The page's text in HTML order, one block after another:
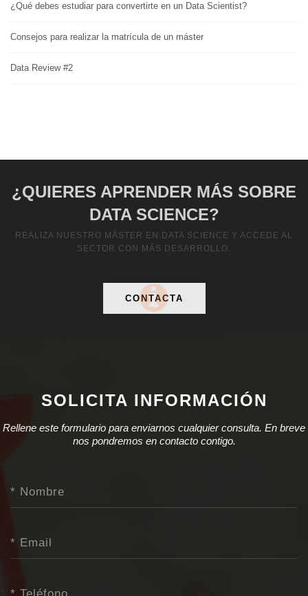
¿Qué debes estudiar para convertirte en un Data Scientist?
Consejos para realizar la matrícula de un máster
Data Review #2
¿QUIERES APRENDER MÁS SOBRE
DATA SCIENCE?
REALIZA NUESTRO MÁSTER EN DATA SCIENCE Y ACCEDE AL
SECTOR CON MÁS DESARROLLO.
CONTACTA
SOLICITA INFORMACIÓN
Rellene este formulario para enviarnos cualquier consulta. En breve
nos pondremos en contacto contigo.